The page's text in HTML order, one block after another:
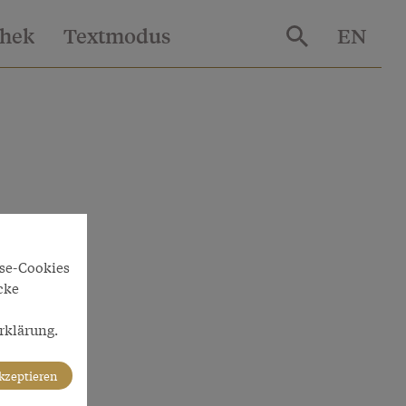
Textmodus EN
Cookies